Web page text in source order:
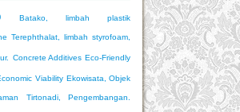
Batako, limbah plastik
Terephthalat, limbah styrofoam,
Concrete Additives Eco-Friendly
Viability Ekowisata, Objek
Tirtonadi, Pengembangan.